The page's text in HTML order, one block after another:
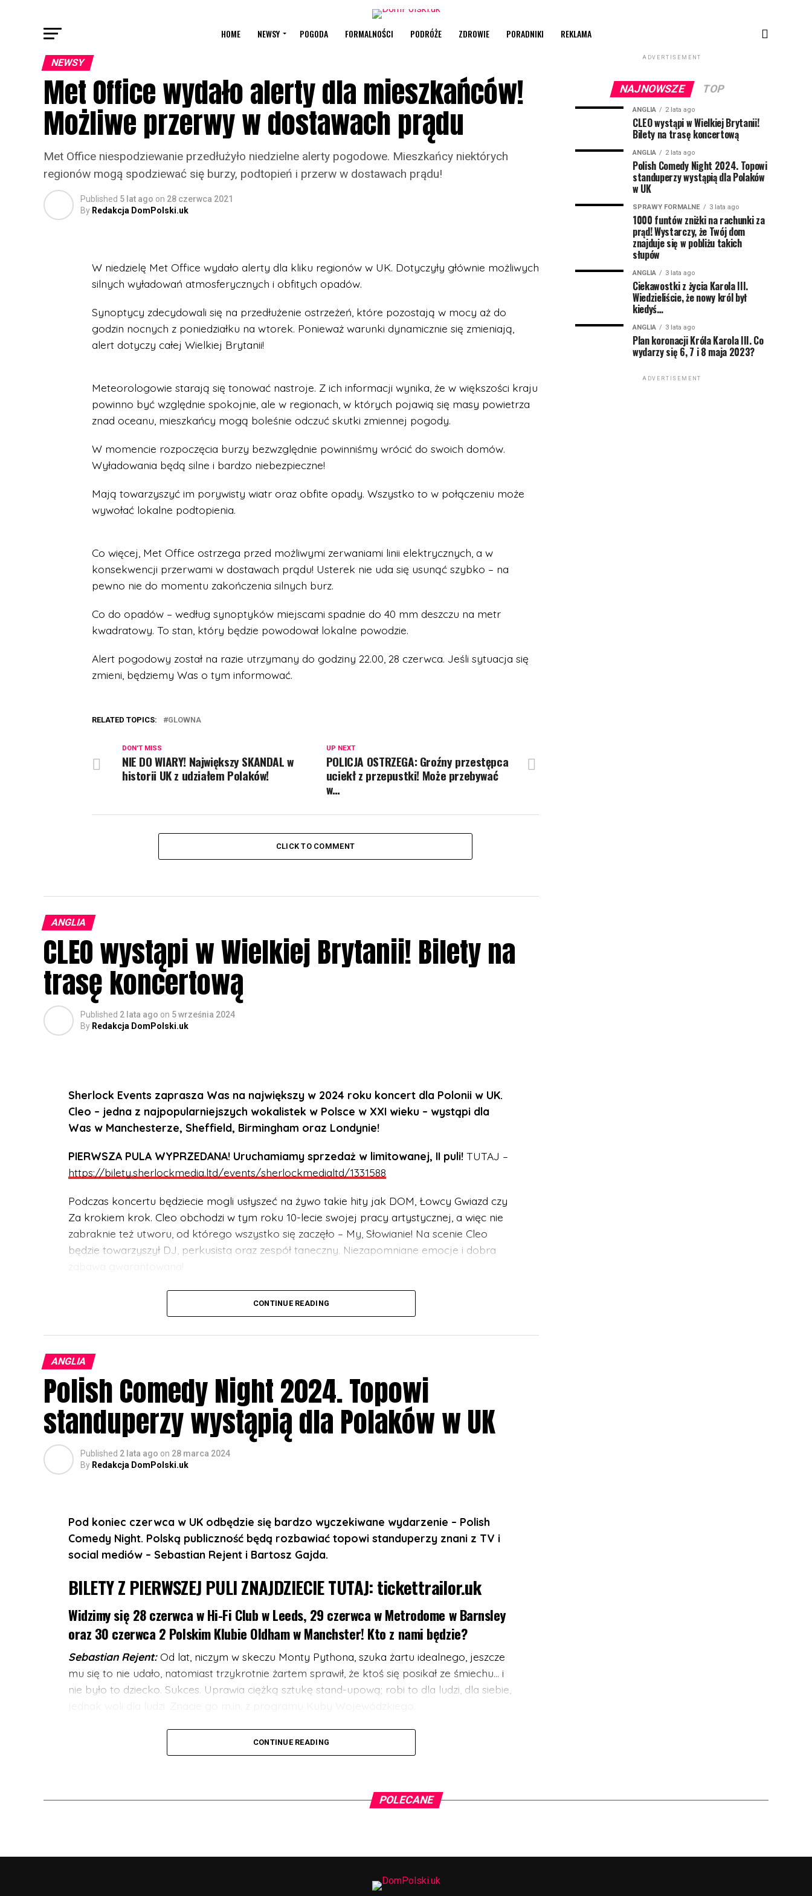
HOME NEWSY POGODA FORMALNOŚCI PODRÓŻE ZDROWIE PORADNIKI REKLAMA
NEWSY
Met Office wydało alerty dla mieszkańców!
Możliwe przerwy w dostawach prądu
Met Office niespodziewanie przedłużyło niedzielne alerty pogodowe. Mieszkańcy niektórych
regionów mogą spodziewać się burzy, podtopień i przerw w dostawach prądu!
Published 5 lat ago on 28 czerwca 2021
By Redakcja DomPolski.uk
W niedzielę Met Office wydało alerty dla kliku regionów w UK. Dotyczyły głównie możliwych
silnych wyładowań atmosferycznych i obfitych opadów.
Synoptycy zdecydowali się na przedłużenie ostrzeżeń, które pozostają w mocy aż do
godzin nocnych z poniedziałku na wtorek. Ponieważ warunki dynamicznie się zmieniają,
alert dotyczy całej Wielkiej Brytanii!
Meteorologowie starają się tonować nastroje. Z ich informacji wynika, że w większości kraju
powinno być względnie spokojnie, ale w regionach, w których pojawią się masy powietrza
znad oceanu, mieszkańcy mogą boleśnie odczuć skutki zmiennej pogody.
W momencie rozpoczęcia burzy bezwzględnie powinniśmy wrócić do swoich domów.
Wyładowania będą silne i bardzo niebezpieczne!
Mają towarzyszyć im porywisty wiatr oraz obfite opady. Wszystko to w połączeniu może
wywołać lokalne podtopienia.
Co więcej, Met Office ostrzega przed możliwymi zerwaniami linii elektrycznych, a w
konsekwencji przerwami w dostawach prądu! Usterek nie uda się usunąć szybko – na
pewno nie do momentu zakończenia silnych burz.
Co do opadów – według synoptyków miejscami spadnie do 40 mm deszczu na metr
kwadratowy. To stan, który będzie powodował lokalne powodzie.
Alert pogodowy został na razie utrzymany do godziny 22.00, 28 czerwca. Jeśli sytuacja się
zmieni, będziemy Was o tym informować.
RELATED TOPICS: GLOWNA
UP NEXT
POLICJA OSTRZEGA: Groźny przestępca
uciekł z przepustki! Może przebywać
w…
DON'T MISS
NIE DO WIARY! Największy SKANDAL w
historii UK z udziałem Polaków!
CLICK TO COMMENT
ANGLIA
CLEO wystąpi w Wielkiej Brytanii! Bilety na
trasę koncertową
Published 2 lata ago on 5 września 2024
By Redakcja DomPolski.uk
Sherlock Events zaprasza Was na największy w 2024 roku koncert dla Polonii w UK.
Cleo – jedna z najpopularniejszych wokalistek w Polsce w XXI wieku – wystąpi dla
Was w Manchesterze, Sheffield, Birmingham oraz Londynie!
PIERWSZA PULA WYPRZEDANA! Uruchamiamy sprzedaż w limitowanej, II puli! TUTAJ –
https://bilety.sherlockmedia.ltd/events/sherlockmedialtd/1331588
Podczas koncertu będziecie mogli usłyszeć na żywo takie hity jak DOM, Łowcy Gwiazd czy
Za krokiem krok. Cleo obchodzi w tym roku 10-lecie swojej pracy artystycznej, a więc nie
zabraknie też utworu, od którego wszystko się zaczęło – My, Słowianie! Na scenie Cleo
będzie towarzyszył DJ, perkusista oraz zespół taneczny. Niezapomniane emocje i dobra
UWAGA! Koncert przeznaczony jest dla wszystkich grup wiekowych. Niepełnoletni muszą
BILETY:https://bilety.sherlockmedia.ltd/events/sherlockmedialtd/1331588
Koncert odbędzie się:
10 listopada w The Flour and Flagon, 126 Grosvenor St, Manchester M1 7HL
11 listopada w Sheffield Network2, 14 Matilda St, Sheffield S1
12 listopada w The Castle and Falcon, 402 Moseley Rd, Balsall Heath, Birmingham B12 9AT
13 listopada w 229 London, 229 Great Portland St, London W1W 5PN
Początek koncertu: 20:30
REZERWACJA MIEJSC:https://bilety.sherlockmedia.ltd/events/sherlockmedialtd/1331588
CONTINUE READING
ANGLIA
Polish Comedy Night 2024. Topowi
standuperzy wystąpią dla Polaków w UK
Published 2 lata ago on 28 marca 2024
By Redakcja DomPolski.uk
Pod koniec czerwca w UK odbędzie się bardzo wyczekiwane wydarzenie – Polish
Comedy Night. Polską publiczność będą rozbawiać topowi standuperzy znani z TV i
social mediów – Sebastian Rejent i Bartosz Gajda.
BILETY Z PIERWSZEJ PULI ZNAJDZIECIE TUTAJ:tickettrailor.uk
Widzimy się 28 czerwca w Hi-Fi Club w Leeds, 29 czerwca w Metrodome w Barnsley
oraz 30 czerwca 2 Polskim Klubie Oldham w Manchster! Kto z nami będzie?
Sebastian Rejent: Od lat, niczym w skeczu Monty Pythona, szuka żartu idealnego, jeszcze
mu się to nie udało, natomiast trzykrotnie żartem sprawił, że ktoś się posikał ze śmiechu… i
nie było to dziecko. Sukces. Uprawia ciężką sztukę stand-upową; robi to dla ludzi, dla siebie,
Kabareciarz, standuper, komik – generalnie człowiek od śmiesznych rzeczy.
może paść tajemnicze “pogodej mi do lacza”, albo “co żeś tam zaś przysmyczył?”. Możecie
nie zwlekaj z zakupem biletów. Dostępna jest pierwsza pula w promocyjnej cenie!
CONTINUE READING
ADVERTISEMENT
NAJNOWSZE TOP
ANGLIA 2 lata ago
CLEO wystąpi w Wielkiej Brytanii!
Bilety na trasę koncertową
ANGLIA 2 lata ago
Polish Comedy Night 2024. Topowi
standuperzy wystąpią dla Polaków
w UK
SPRAWY FORMALNE 3 lata ago
1000 funtów zniżki na rachunki za
prąd! Wystarczy, że Twój dom
znajduje się w pobliżu takich
słupów
ANGLIA 3 lata ago
Ciekawostki z życia Karola III.
Wiedzieliście, że nowy król był
kiedyś…
ANGLIA 3 lata ago
Plan koronacji Króla Karola III. Co
wydarzy się 6, 7 i 8 maja 2023?
ADVERTISEMENT
POLECANE